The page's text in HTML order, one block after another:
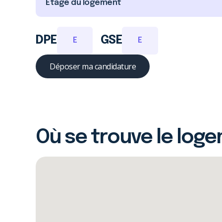
Étage du logement
DPE E GSE E
Déposer ma candidature
Où se trouve le